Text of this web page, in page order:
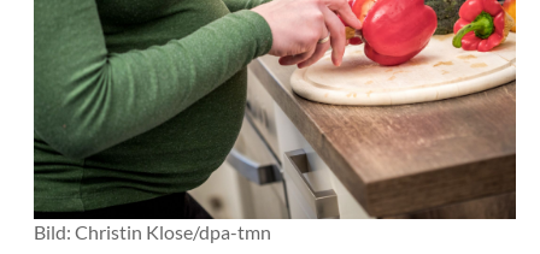
Bild: Christin Klose/dpa-tmn